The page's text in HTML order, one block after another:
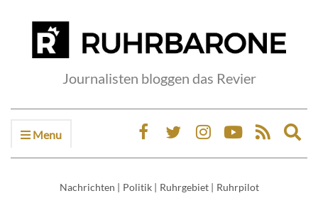
Journalisten bloggen das Revier
Menu
Nachrichten | Politik | Ruhrgebiet | Ruhrpilot